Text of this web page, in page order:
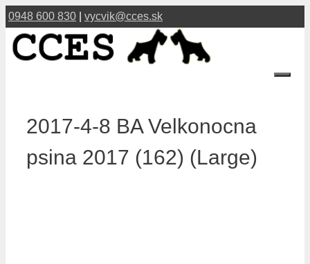
Preskočiť
na
obsah
0948 600 830 vycvik@cces.sk
2017-4-8 BA Velkonocna
psina 2017 (162) (Large)